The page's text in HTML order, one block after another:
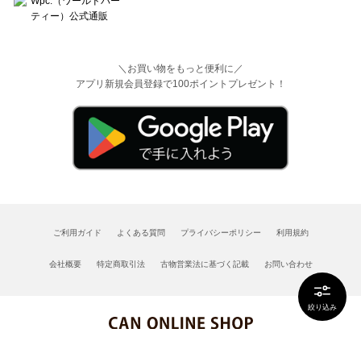
絞り込み
＼お買い物をもっと便利に／
アプリ新規会員登録で100ポイントプレゼント！
ご利用ガイド よくある質問 プライバシーポリシー 利用規約
会社概要 特定商取引法 古物営業法に基づく記載 お問い合わせ